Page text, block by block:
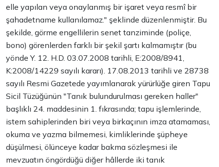
elle yapılan veya onaylanmış bir işaret veya resmî bir
şahadetname kullanılamaz." şeklinde düzenlenmiştir. Bu
şekilde, görme engellilerin senet tanziminde (poliçe,
bono) görenlerden farklı bir şekil şartı kalmamıştır (bu
yönde Y. 12. H.D. 03.07.2008 tarihli, E:2008/8941,
K:2008/14229 sayılı kararı). 17.08.2013 tarihli ve 28738
sayılı Resmi Gazetede yayımlanarak yürürlüğe giren Tapu
Sicil Tüzüğünün "Tanık bulundurulması gereken haller"
başlıklı 24. maddesinin 1. fıkrasında; tapu işlemlerinde,
istem sahiplerinden biri veya birkaçının imza atamaması,
okuma ve yazma bilmemesi, kimliklerinde şüpheye
düşülmesi, ölünceye kadar bakma sözleşmesi ile
mevzuatın öngördüğü diğer hâllerde iki tanık